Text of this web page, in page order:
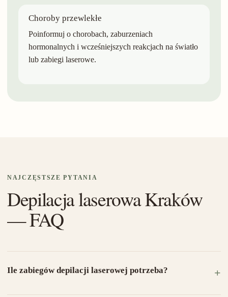
Choroby przewlekłe
Poinformuj o chorobach, zaburzeniach
hormonalnych i wcześniejszych reakcjach na światło
lub zabiegi laserowe.
NAJCZĘSTSZE PYTANIA
Depilacja laserowa Kraków
— FAQ
Ile zabiegów depilacji laserowej potrzeba?